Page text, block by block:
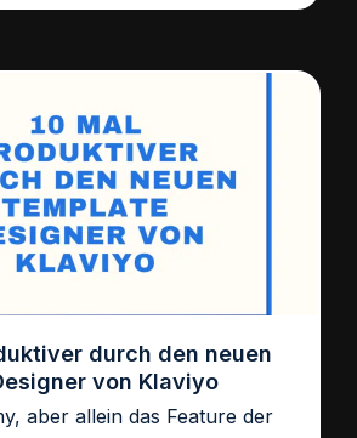
durch den neuen
von Klaviyo
aber allein das Feature der